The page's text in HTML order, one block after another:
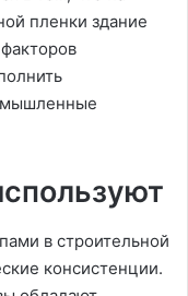
пленки здание
в строительной
консистенции.